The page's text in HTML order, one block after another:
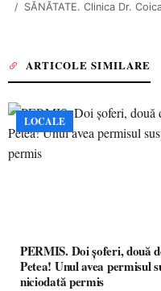
SĂNĂTATE. Clinica Dr.
ARTICOLE SIMILARE
LOCALE
PERMIS. Doi șoferi, două
Petea! Unul avea permisul
niciodată permis